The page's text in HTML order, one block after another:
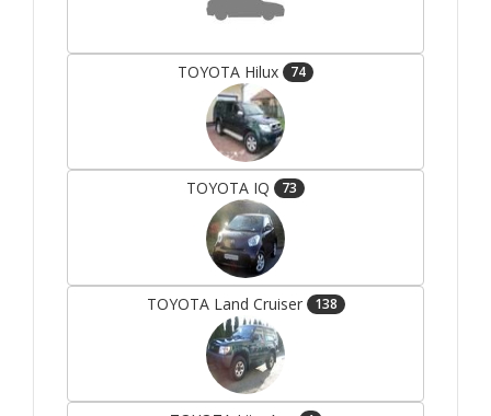
TOYOTA Hilux 74
TOYOTA IQ 73
TOYOTA Land Cruiser 138